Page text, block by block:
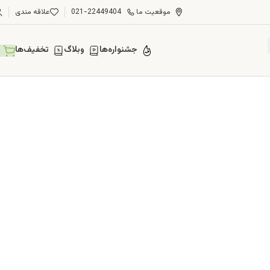
موقعیت ما 021-22449404 علاقه مندی
جشنواره‌ها وبلاگ تخفیف‌ها